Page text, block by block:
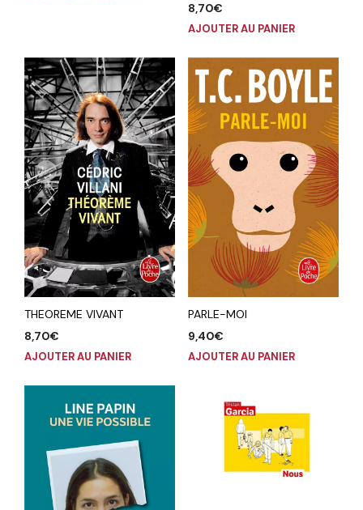
8,70€
AJOUTER AU PANIER
THEOREME VIVANT
8,70€
AJOUTER AU PANIER
PARLE-MOI
9,40€
AJOUTER AU PANIER